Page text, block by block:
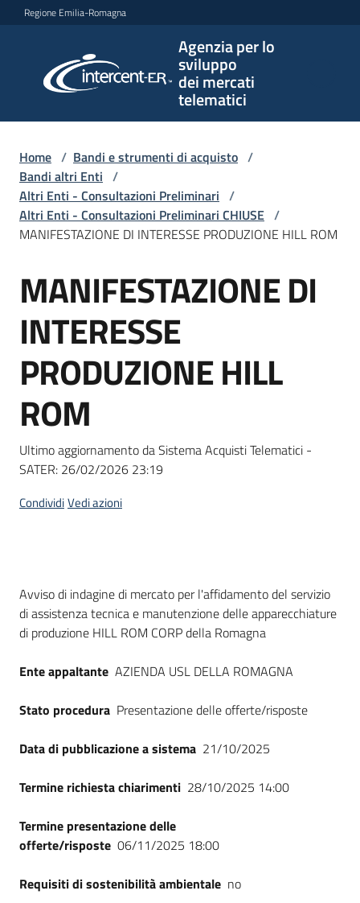
Vai al contenuto
Vai alla navigazione
Vai al footer
Regione Emilia-Romagna
Agenzia per lo
sviluppo
dei mercati
telematici
per lo
sviluppo
telematici
L'Agenzia
Bandi
strumenti
acquisto
Piattaforme
English
su
Home / Bandi e strumenti di acquisto /
Bandi altri Enti /
Altri Enti - Consultazioni Preliminari /
Altri Enti - Consultazioni Preliminari CHIUSE /
MANIFESTAZIONE DI INTERESSE PRODUZIONE HILL ROM
Salta al contenuto
MANIFESTAZIONE DI
INTERESSE
PRODUZIONE HILL
ROM
Ultimo aggiornamento da Sistema Acquisti Telematici -
SATER: 26/02/2026 23:19
CondividiVedi azioni
Dati del bando
Avviso di indagine di mercato per l'affidamento del servizio
di assistenza tecnica e manutenzione delle apparecchiature
di produzione HILL ROM CORP della Romagna
Ente appaltante AZIENDA USL DELLA ROMAGNA
Stato procedura Presentazione delle offerte/risposte
Data di pubblicazione a sistema 21/10/2025
Termine richiesta chiarimenti 28/10/2025 14:00
Termine presentazione delle
offerte/risposte 06/11/2025 18:00
Requisiti di sostenibilità ambientale no